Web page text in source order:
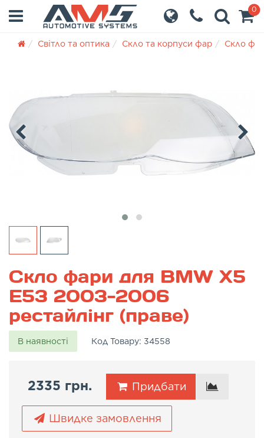
0
Світло та оптика Скло та корпуси фар Скло
Скло фари для BMW X5
E53 2003-2006
рестайлінг (праве)
В наявності Код Товару: 34558
2335 грн. Придбати
Швидке замовлення